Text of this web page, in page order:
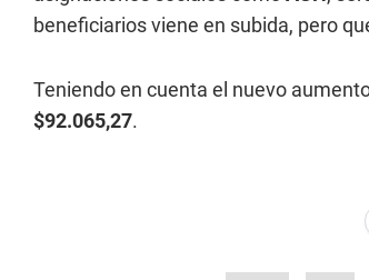
beneficiarios viene en subida, pero
Teniendo en cuenta el nuevo
$92.065,27.